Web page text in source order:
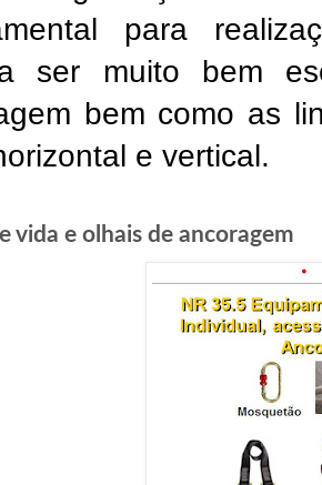
para
ser muito bem
bem como as
e vertical.
vida e olhais de ancoragem